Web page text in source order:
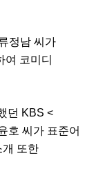
정남 씨가
코미디
던 KBS <
호 씨가 표준어
개 또한